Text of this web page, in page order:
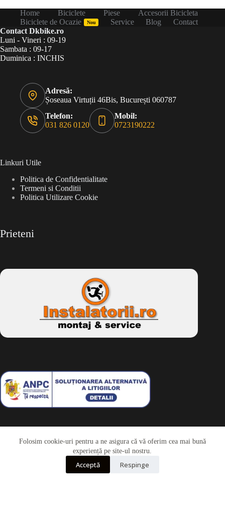
Folosim cookie-uri pentru a ne asigura că vă oferim cea mai bună
experiență pe site-ul nostru.
Acceptă Respinge
Home Biciclete Piese
Accesorii Bicicleta
Biciclete de Ocazie
Nou Service Blog
Contact
Contact Dkbike.ro
Luni - Vineri : 09-19
Sambata : 09-17
Duminica : INCHIS
Adresă:
Șoseaua Virtuții 46Bis, București 060787
Telefon:
031 826 0120
Mobil:
0723190222
Linkuri Utile
Politica de Confidentialitate
Termeni si Conditii
Politica Utilizare Cookie
Prieteni
Drepturi de autor © 2026 - Dkbike.ropowered by